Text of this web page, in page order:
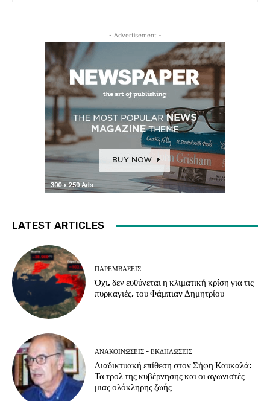
- Advertisement -
LATEST ARTICLES
ΠΑΡΕΜΒΑΣΕΙΣ
Όχι, δεν ευθύνεται η κλιματική κρίση για τις
πυρκαγιές, του Φάμπιαν Δημητρίου
ΑΝΑΚΟΙΝΩΣΕΙΣ - ΕΚΔΗΛΩΣΕΙΣ
Διαδικτυακή επίθεση στον Σήφη Καυκαλά:
Τα τρολ της κυβέρνησης και οι αγωνιστές
μιας ολόκληρης ζωής